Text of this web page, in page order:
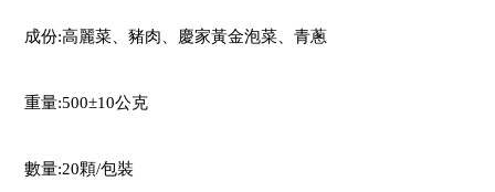
成份:高麗菜、豬肉、慶家黃金泡菜、青蔥
重量:500±10公克
數量:20顆/包裝